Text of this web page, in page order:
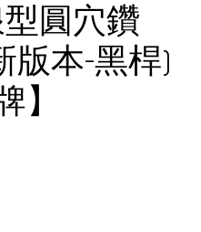
型圓穴鑽
版本-黑桿)
】